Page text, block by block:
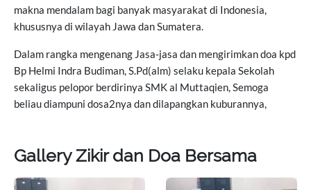
makna mendalam bagi banyak masyarakat di Indonesia,
khususnya di wilayah Jawa dan Sumatera.
Dalam rangka mengenang Jasa-jasa dan mengirimkan doa kpd
Bp Helmi Indra Budiman, S.Pd(alm) selaku kepala Sekolah
sekaligus pelopor berdirinya SMK al Muttaqien, Semoga
beliau diampuni dosa2nya dan dilapangkan kuburannya,
Gallery Zikir dan Doa Bersama